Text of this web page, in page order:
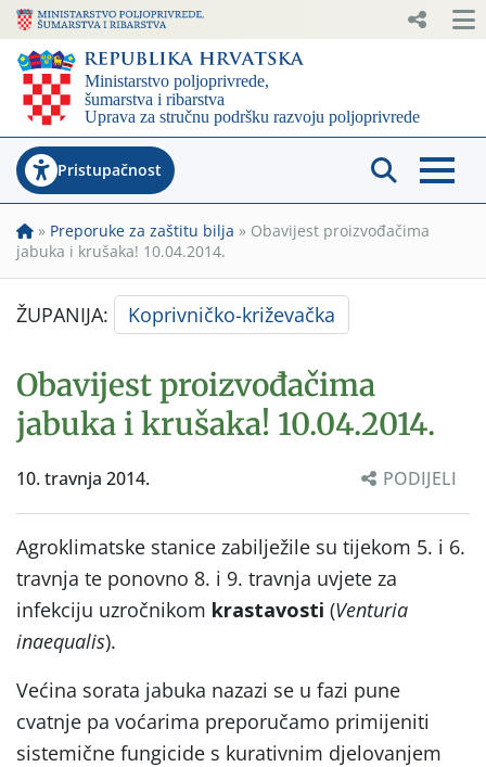
Pristupačnost
» Preporuke za zaštitu bilja » Obavijest proizvođačima
jabuka i krušaka! 10.04.2014.
ŽUPANIJA: Koprivničko-križevačka
Obavijest proizvođačima
jabuka i krušaka! 10.04.2014.
10. travnja 2014. PODIJELI
Agroklimatske stanice zabilježile su tijekom 5. i 6.
travnja te ponovno 8. i 9. travnja uvjete za
infekciju uzročnikom krastavosti (Venturia
inaequalis).
Većina sorata jabuka nazazi se u fazi pune
cvatnje pa voćarima preporučamo primijeniti
sistemične fungicide s kurativnim djelovanjem